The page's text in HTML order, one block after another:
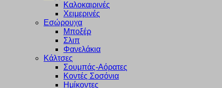
Καλοκαιρινές
Χειμερινές
Εσώρουχα
Μποξέρ
Σλιπ
Φανελάκια
Κάλτσες
Σουμπάς-Αόρατες
Κοντές Σοσόνια
Ημίκοντες